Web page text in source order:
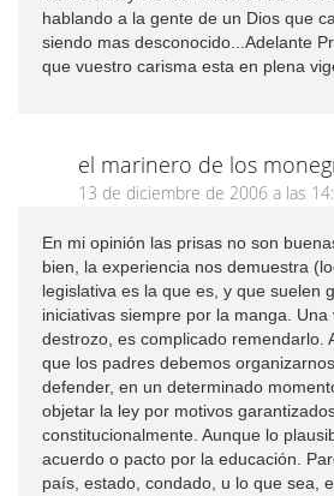
hablando a la gente de un Dios que
siendo mas desconocido...Adelante
que vuestro carisma esta en plena
el marinero de los
13 de diciembre de 2006 a las
En mi opinión las prisas no son
bien, la experiencia nos demuestra
legislativa es la que es, y que suelen
iniciativas siempre por la manga. Una
destrozo, es complicado remendarlo.
que los padres debemos
defender, en un determinado
objetar la ley por motivos
constitucionalmente. Aunque lo
acuerdo o pacto por la educación.
país, estado, condado, u lo que sea,